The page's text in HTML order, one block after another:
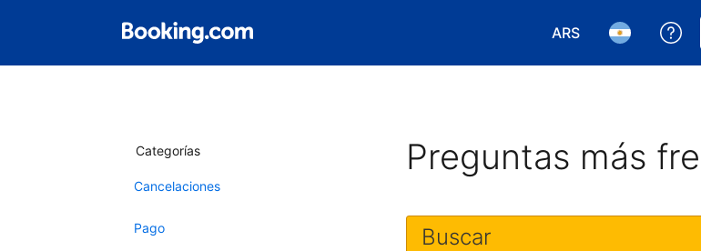
ARS
Elegir la moneda.
Elegir el
Categorías
Cancelaciones
Pago
Preguntas más
Buscar